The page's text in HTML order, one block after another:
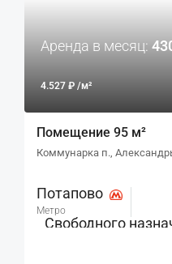
Аренда в месяц:
4.527 ₽ /м²
Помещение 95 м²
Коммунарка п.,
Потапово
Метро
Свободного